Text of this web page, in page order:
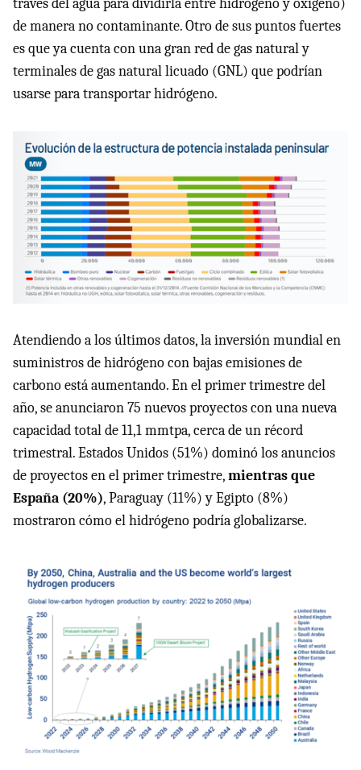
través del agua para dividirla entre hidrógeno y oxígeno)
de manera no contaminante. Otro de sus puntos fuertes
es que ya cuenta con una gran red de gas natural y
terminales de gas natural licuado (GNL) que podrían
usarse para transportar hidrógeno.
Atendiendo a los últimos datos, la inversión mundial en
suministros de hidrógeno con bajas emisiones de
carbono está aumentando. En el primer trimestre del
año, se anunciaron 75 nuevos proyectos con una nueva
capacidad total de 11,1 mmtpa, cerca de un récord
trimestral. Estados Unidos (51%) dominó los anuncios
de proyectos en el primer trimestre,mientras que
España (20%), Paraguay (11%) y Egipto (8%)
mostraron cómo el hidrógeno podría globalizarse.